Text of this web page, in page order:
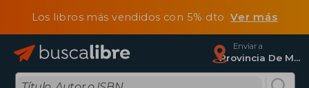
Los libros más vendidos con 5% dtoVer más
Enviar a
Provincia De Madrid